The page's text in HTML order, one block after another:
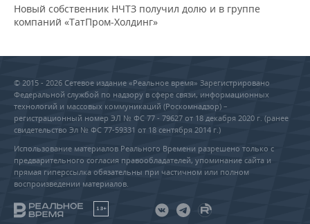
Новый собственник НЧТЗ получил долю и в группе
компаний «ТатПром-Холдинг»
© 2015 - 2026 Сетевое издание «Реальное время» Зарегистрировано
Федеральной службой по надзору в сфере связи, информационных
технологий и массовых коммуникаций (Роскомнадзор) –
регистрационный номер ЭЛ № ФС 77 - 79627 от 18 декабря 2020 г. (ранее
свидетельство Эл № ФС 77-59331 от 18 сентября 2014 г.)
Использование материалов Реального Времени разрешено только с
предварительного согласия правообладателей, упоминание сайта и
прямая гиперссылка обязательны при частичном или полном
воспроизведении материалов.
18+